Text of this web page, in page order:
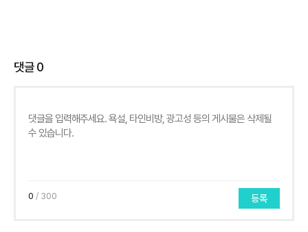
댓글0
0 / 300 등록